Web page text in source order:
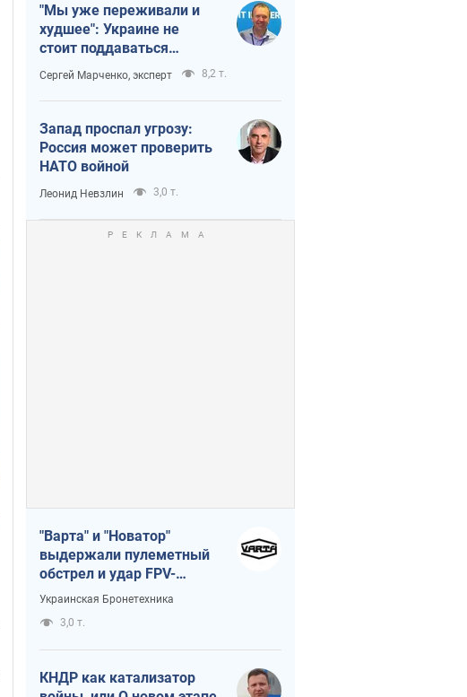
"Мы уже переживали и
худшее": Украине не
стоит поддаваться
отчаянию из-за
ракетного террора
Сергей Марченко, эксперт 8,2 т.
Запад проспал угрозу:
Россия может проверить
НАТО войной
Леонид Невзлин 3,0 т.
"Варта" и "Новатор"
выдержали пулеметный
обстрел и удар FPV-
дрона, сохранив жизнь
Украинская Бронетехника
3,0 т.
КНДР как катализатор